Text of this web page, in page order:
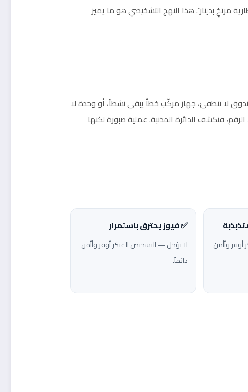
مرتخٍ بدينار”. هذا النهج التشخيصي هو ما يميز
لا تنطفئ، جهاز مركّب خطأ يبقى نشطاً، أو وحدة لا
فنكشف الدائرة المذنبة. عملية صبورة لكنها
وأأمن
✅ فيوز يحترق باستمرار
لا تؤجل — التشخيص المبكر أوفر وأأمن
دائماً.